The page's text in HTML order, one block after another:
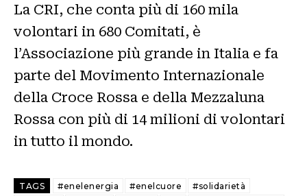
La CRI, che conta più di 160 mila
volontari in 680 Comitati, è
l’Associazione più grande in Italia e fa
parte del Movimento Internazionale
della Croce Rossa e della Mezzaluna
Rossa con più di 14 milioni di volontari
in tutto il mondo.
TAGS #enelenergia #enelcuore
#solidarietà